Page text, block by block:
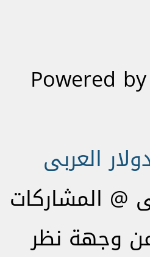
Powered
العربى
@ المشاركات
عن وجهة نظر